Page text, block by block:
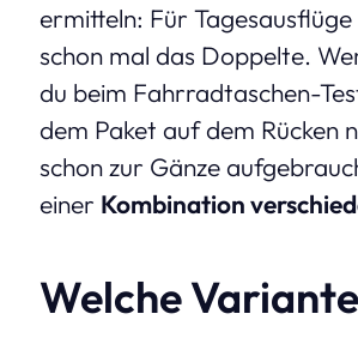
ermitteln: Für
schon mal das Doppelte.
du beim Fahrradtaschen-
dem Paket auf dem Rücken
schon zur Gänze
einer Kombination
Welche